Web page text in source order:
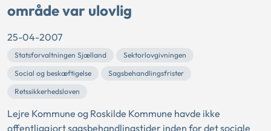
område var ulovlig
25-04-2007
Statsforvaltningen Sjælland
Sektorlovgivningen
Social og beskæftigelse
Sagsbehandlingsfrister
Retssikkerhedsloven
Lejre Kommune og Roskilde Kommune havde ikke
offentliggjort sagsbehandlingstider inden for det sociale